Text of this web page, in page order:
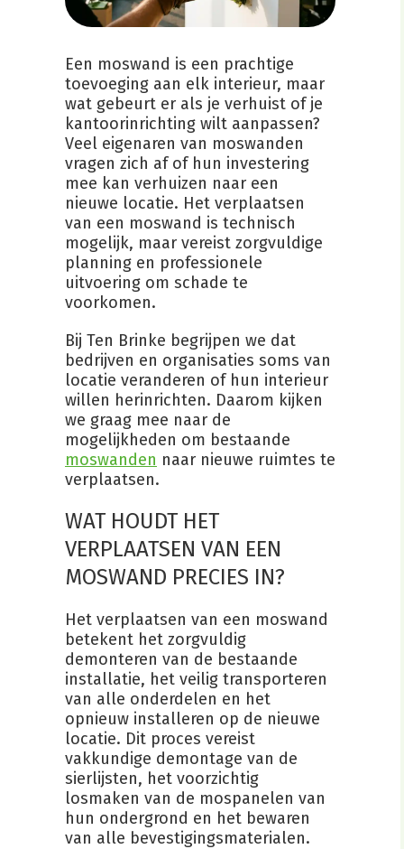
Een moswand is een prachtige
toevoeging aan elk interieur, maar
wat gebeurt er als je verhuist of je
kantoorinrichting wilt aanpassen?
Veel eigenaren van moswanden
vragen zich af of hun investering
mee kan verhuizen naar een
nieuwe locatie. Het verplaatsen
van een moswand is technisch
mogelijk, maar vereist zorgvuldige
planning en professionele
uitvoering om schade te
voorkomen.
Bij Ten Brinke begrijpen we dat
bedrijven en organisaties soms van
locatie veranderen of hun interieur
willen herinrichten. Daarom kijken
we graag mee naar de
mogelijkheden om bestaande
moswanden naar nieuwe ruimtes te
verplaatsen.
WAT HOUDT HET
VERPLAATSEN VAN EEN
MOSWAND PRECIES IN?
Het verplaatsen van een moswand
betekent het zorgvuldig
demonteren van de bestaande
installatie, het veilig transporteren
van alle onderdelen en het
opnieuw installeren op de nieuwe
locatie. Dit proces vereist
vakkundige demontage van de
sierlijsten, het voorzichtig
losmaken van de mospanelen van
hun ondergrond en het bewaren
van alle bevestigingsmaterialen.